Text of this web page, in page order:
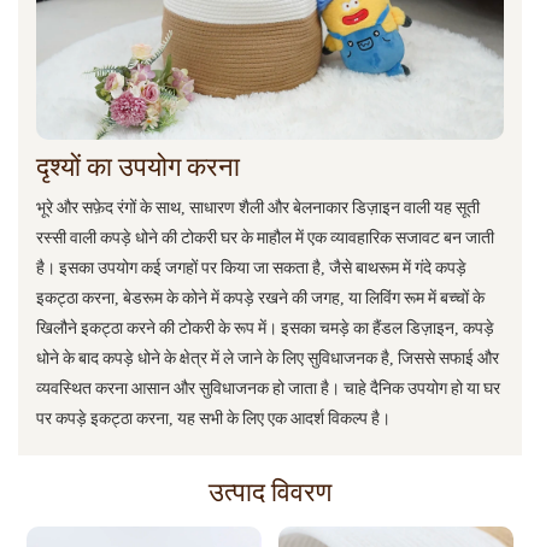
दृश्यों का उपयोग करना
भूरे और सफ़ेद रंगों के साथ, साधारण शैली और बेलनाकार डिज़ाइन वाली यह सूती
रस्सी वाली कपड़े धोने की टोकरी घर के माहौल में एक व्यावहारिक सजावट बन जाती
है। इसका उपयोग कई जगहों पर किया जा सकता है, जैसे बाथरूम में गंदे कपड़े
इकट्ठा करना, बेडरूम के कोने में कपड़े रखने की जगह, या लिविंग रूम में बच्चों के
खिलौने इकट्ठा करने की टोकरी के रूप में। इसका चमड़े का हैंडल डिज़ाइन, कपड़े
धोने के बाद कपड़े धोने के क्षेत्र में ले जाने के लिए सुविधाजनक है, जिससे सफाई और
व्यवस्थित करना आसान और सुविधाजनक हो जाता है। चाहे दैनिक उपयोग हो या घर
पर कपड़े इकट्ठा करना, यह सभी के लिए एक आदर्श विकल्प है।
उत्पाद विवरण